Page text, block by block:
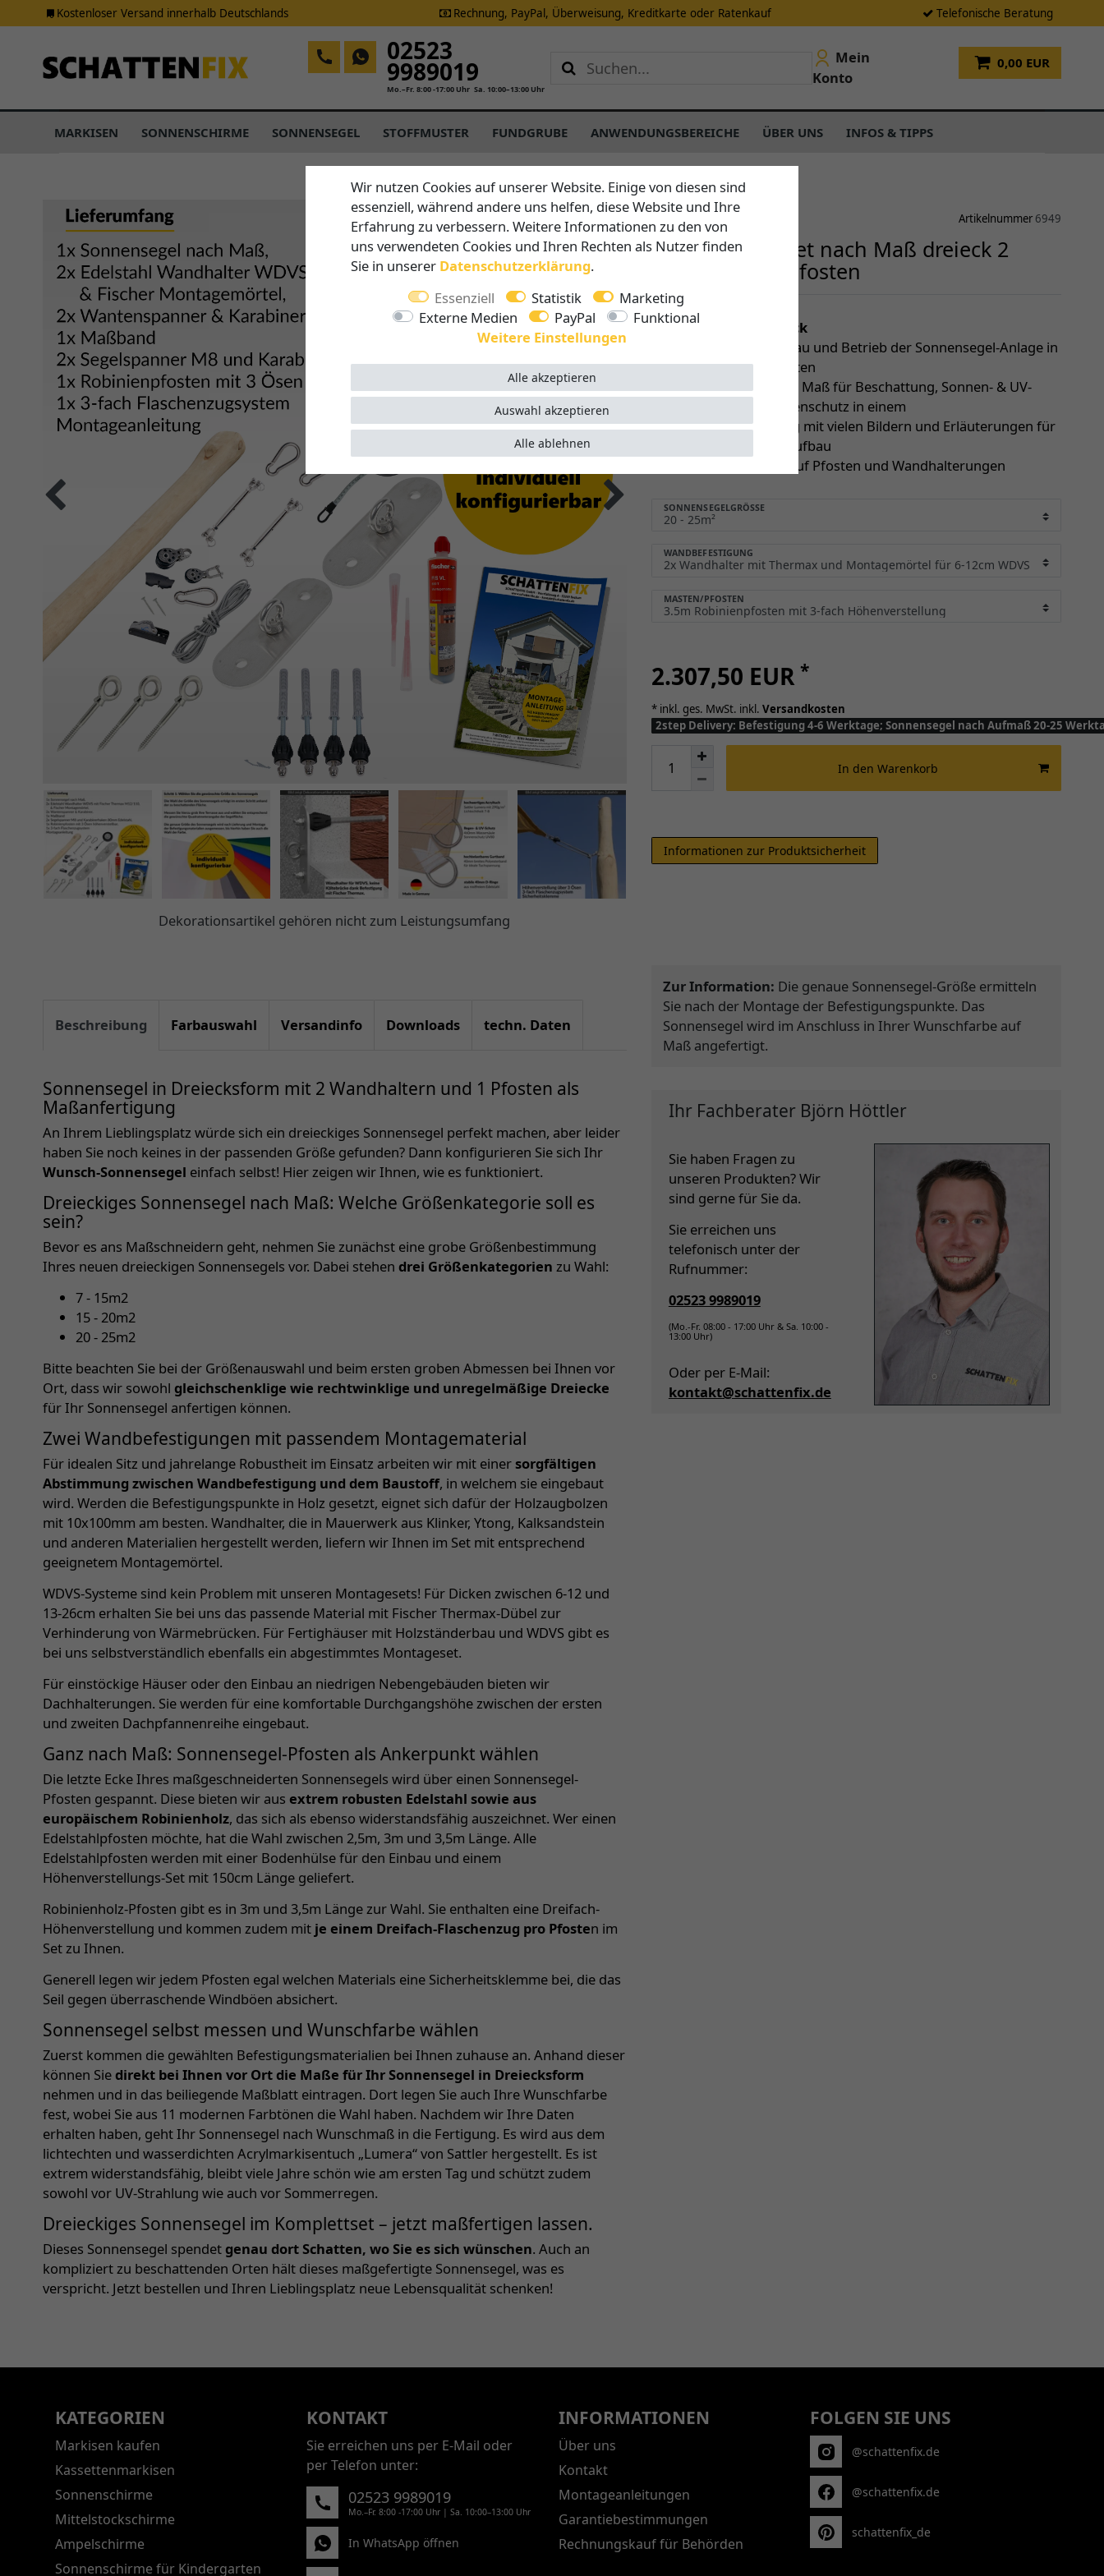
Kostenloser Versand innerhalb Deutschlands Rechnung, PayPal, Überweisung, Kreditkarte oder Ratenkauf Telefonische Beratung
0,00 EUR
02523
9989019
Mo.–Fr. 8:00 -17:00 Uhr Sa. 10:00–13:00 Uhr
Mein
Konto
MARKISEN SONNENSCHIRME SONNENSEGEL STOFFMUSTER FUNDGRUBE ANWENDUNGSBEREICHE ÜBER UNS INFOS & TIPPS
Dekorationsartikel gehören nicht zum Leistungsumfang
Schattenfix
Artikelnummer 6949
Sonnensegel-Set nach Maß dreieck 2
Wandhalter 1 Pfosten
Vorteile auf einen Blick
Alle Teile für Aufbau und Betrieb der Sonnensegel-Anlage in
diesem Set enthalten
Sonnensegel nach Maß für Beschattung, Sonnen- & UV-
Schutz sowie Regenschutz in einem
Montageanleitung mit vielen Bildern und Erläuterungen für
einfachen Selbstaufbau
5 Jahre Garantie auf Pfosten und Wandhalterungen
SONNENSEGELGRÖSSE
WANDBEFESTIGUNG
MASTEN/PFOSTEN
2.307,50 EUR *
* inkl. ges. MwSt. inkl. Versandkosten
2step Delivery: Befestigung 4-6 Werktage; Sonnensegel nach Aufmaß 20-25
In den Warenkorb
Informationen zur Produktsicherheit
Beschreibung Farbauswahl Versandinfo Downloads techn. Daten
Sonnensegel in Dreiecksform mit 2 Wandhaltern und 1 Pfosten als
Maßanfertigung
An Ihrem Lieblingsplatz würde sich ein dreieckiges Sonnensegel perfekt machen, aber leider
haben Sie noch keines in der passenden Größe gefunden? Dann konfigurieren Sie sich Ihr
Wunsch-Sonnensegel einfach selbst! Hier zeigen wir Ihnen, wie es funktioniert.
Dreieckiges Sonnensegel nach Maß: Welche Größenkategorie soll es
sein?
Bevor es ans Maßschneidern geht, nehmen Sie zunächst eine grobe Größenbestimmung
Ihres neuen dreieckigen Sonnensegels vor. Dabei stehen drei Größenkategorien zu Wahl:
7 - 15m2
15 - 20m2
20 - 25m2
Bitte beachten Sie bei der Größenauswahl und beim ersten groben Abmessen bei Ihnen vor
Ort, dass wir sowohl gleichschenklige wie rechtwinklige und unregelmäßige Dreiecke
für Ihr Sonnensegel anfertigen können.
Zwei Wandbefestigungen mit passendem Montagematerial
Für idealen Sitz und jahrelange Robustheit im Einsatz arbeiten wir mit einersorgfältigen
Abstimmung zwischen Wandbefestigung und dem Baustoff, in welchem sie eingebaut
wird. Werden die Befestigungspunkte in Holz gesetzt, eignet sich dafür der Holzaugbolzen
mit 10x100mm am besten. Wandhalter, die in Mauerwerk aus Klinker, Ytong, Kalksandstein
und anderen Materialien hergestellt werden, liefern wir Ihnen im Set mit entsprechend
geeignetem Montagemörtel.
WDVS-Systeme sind kein Problem mit unseren Montagesets! Für Dicken zwischen 6-12 und
13-26cm erhalten Sie bei uns das passende Material mit Fischer Thermax-Dübel zur
Verhinderung von Wärmebrücken. Für Fertighäuser mit Holzständerbau und WDVS gibt es
bei uns selbstverständlich ebenfalls ein abgestimmtes Montageset.
Für einstöckige Häuser oder den Einbau an niedrigen Nebengebäuden bieten wir
Dachhalterungen. Sie werden für eine komfortable Durchgangshöhe zwischen der ersten
und zweiten Dachpfannenreihe eingebaut.
Ganz nach Maß: Sonnensegel-Pfosten als Ankerpunkt wählen
Die letzte Ecke Ihres maßgeschneiderten Sonnensegels wird über einen Sonnensegel-
Pfosten gespannt. Diese bieten wir aus extrem robusten Edelstahl sowie aus
europäischem Robinienholz, das sich als ebenso widerstandsfähig auszeichnet. Wer einen
Edelstahlpfosten möchte, hat die Wahl zwischen 2,5m, 3m und 3,5m Länge. Alle
Edelstahlpfosten werden mit einer Bodenhülse für den Einbau und einem
Höhenverstellungs-Set mit 150cm Länge geliefert.
Robinienholz-Pfosten gibt es in 3m und 3,5m Länge zur Wahl. Sie enthalten eine Dreifach-
Höhenverstellung und kommen zudem mit je einem Dreifach-Flaschenzug pro Pfosten im
Set zu Ihnen.
Generell legen wir jedem Pfosten egal welchen Materials eine Sicherheitsklemme bei, die das
Seil gegen überraschende Windböen absichert.
Sonnensegel selbst messen und Wunschfarbe wählen
Zuerst kommen die gewählten Befestigungsmaterialien bei Ihnen zuhause an. Anhand dieser
können Siedirekt bei Ihnen vor Ort die Maße für Ihr Sonnensegel in Dreiecksform
nehmen und in das beiliegende Maßblatt eintragen. Dort legen Sie auch Ihre Wunschfarbe
fest, wobei Sie aus 11 modernen Farbtönen die Wahl haben. Nachdem wir Ihre Daten
erhalten haben, geht Ihr Sonnensegel nach Wunschmaß in die Fertigung. Es wird aus dem
lichtechten und wasserdichten Acrylmarkisentuch „Lumera“ von Sattler hergestellt. Es ist
extrem widerstandsfähig, bleibt viele Jahre schön wie am ersten Tag und schützt zudem
sowohl vor UV-Strahlung wie auch vor Sommerregen.
Dreieckiges Sonnensegel im Komplettset – jetzt maßfertigen lassen.
Dieses Sonnensegel spendet genau dort Schatten, wo Sie es sich wünschen. Auch an
kompliziert zu beschattenden Orten hält dieses maßgefertigte Sonnensegel, was es
verspricht. Jetzt bestellen und Ihren Lieblingsplatz neue Lebensqualität schenken!
Zur Information: Die genaue Sonnensegel-Größe ermitteln
Sie nach der Montage der Befestigungspunkte. Das
Sonnensegel wird im Anschluss in Ihrer Wunschfarbe auf
Maß angefertigt.
Ihr Fachberater Björn Höttler
Sie haben Fragen zu
unseren Produkten? Wir
sind gerne für Sie da.
Sie erreichen uns
telefonisch unter der
Rufnummer:
02523 9989019
(Mo.-Fr. 08:00 - 17:00 Uhr & Sa. 10:00 -
13:00 Uhr)
Oder per E-Mail:
kontakt@schattenfix.de
KATEGORIEN
Markisen kaufen
Kassettenmarkisen
Sonnenschirme
Mittelstockschirme
Ampelschirme
Sonnenschirme für Kindergarten
KONTAKT
Sie erreichen uns per E-Mail oder
per Telefon unter:
02523 9989019
Mo.–Fr. 8:00 -17:00 Uhr | Sa. 10:00–13:00 Uhr
In WhatsApp öffnen
INFORMATIONEN
Über uns
Kontakt
Montageanleitungen
Garantiebestimmungen
Rechnungskauf für Behörden
FOLGEN SIE UNS
@schattenfix.de
@schattenfix.de
schattenfix_de
Wir nutzen Cookies auf unserer Website. Einige von diesen sind
essenziell, während andere uns helfen, diese Website und Ihre
Erfahrung zu verbessern. Weitere Informationen zu den von
uns verwendeten Cookies und Ihren Rechten als Nutzer finden
Sie in unserer Daten­schutz­erklärung.
Essenziell
Statistik
Marketing
Externe Medien
PayPal
Funktional
Weitere Einstellungen
Alle akzeptieren
Alle ablehnen
Auswahl akzeptieren